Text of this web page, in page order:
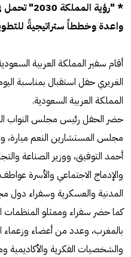
* "رؤية
واعدة وخططاً ستراتيجيةً
أقام سفير المملكة العربية
الغريري حفل استقبال بمناسبة
المملكة العربية السعودية.
حضر الحفل رئيس مجلس النواب
مجلس المستشارين النعم ميارة،
أحمد التوفيق، ووزير الصناعة
والإدماج الاجتماعي والأسرة
المدنية والعسكرية وسفراء دول
كما حضر سفراء وممثلو المنظمات
بالمغرب، وعدد من أعضاء وزعماء
والشخصيات الفكرية والأكاديمية